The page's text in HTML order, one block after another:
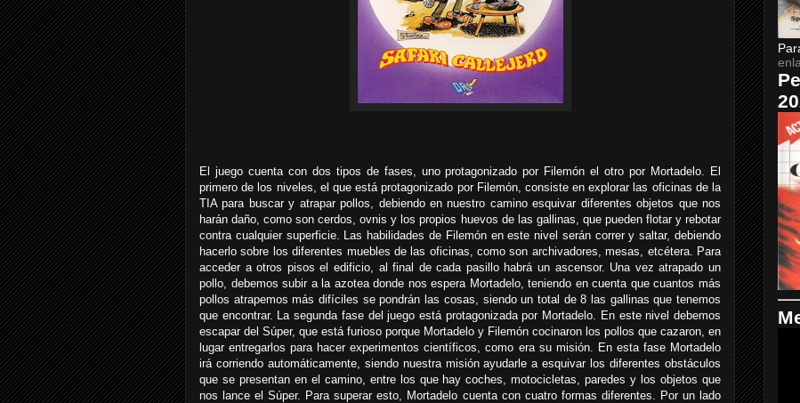
El juego cuenta con dos tipos de fases, uno protagonizado por Filemón el otro por Mortadelo. El
primero de los niveles, el que está protagonizado por Filemón, consiste en explorar las oficinas de la
TIA para buscar y atrapar pollos, debiendo en nuestro camino esquivar diferentes objetos que nos
harán daño, como son cerdos, ovnis y los propios huevos de las gallinas, que pueden flotar y rebotar
contra cualquier superficie. Las habilidades de Filemón en este nivel serán correr y saltar, debiendo
hacerlo sobre los diferentes muebles de las oficinas, como son archivadores, mesas, etcétera. Para
acceder a otros pisos el edificio, al final de cada pasillo habrá un ascensor. Una vez atrapado un
pollo, debemos subir a la azotea donde nos espera Mortadelo, teniendo en cuenta que cuantos más
pollos atrapemos más difíciles se pondrán las cosas, siendo un total de 8 las gallinas que tenemos
que encontrar. La segunda fase del juego está protagonizada por Mortadelo. En este nivel debemos
escapar del Súper, que está furioso porque Mortadelo y Filemón cocinaron los pollos que cazaron, en
lugar entregarlos para hacer experimentos científicos, como era su misión. En esta fase Mortadelo
irá corriendo automáticamente, siendo nuestra misión ayudarle a esquivar los diferentes obstáculos
que se presentan en el camino, entre los que hay coches, motocicletas, paredes y los objetos que
nos lance el Súper. Para superar esto, Mortadelo cuenta con cuatro formas diferentes. Por un lado